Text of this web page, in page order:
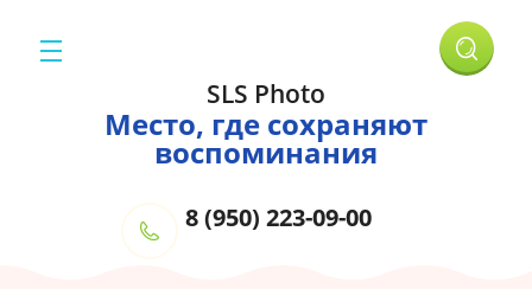
SLS Photo
Место, где сохраняют
воспоминания
8 (950) 223-09-00